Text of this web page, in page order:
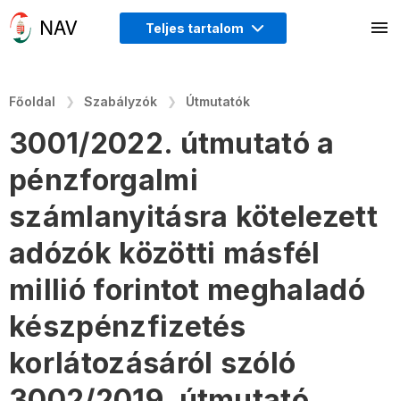
Teljes tartalom
Főoldal Szabályzók Útmutatók
3001/2022. útmutató a
pénzforgalmi
számlanyitásra kötelezett
adózók közötti másfél
millió forintot meghaladó
készpénzfizetés
korlátozásáról szóló